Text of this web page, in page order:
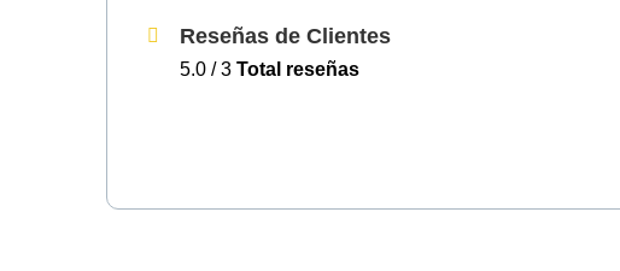
Reseñas de Clientes
5.0 / 3 Total reseñas